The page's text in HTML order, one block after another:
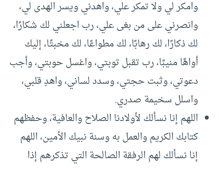
وامكر لي ولا تمكر علي، واهدني ويسر الهدى لي،
وانصرني على من بغى علي، رب اجعلني لك شكارًا،
لك ذكارًا، لك رهابًا، لك مطواعًا، لك مخبتًا، إليك
أواهًا منيبًا، رب تقبل توبتي، واغسل حوبتي، وأجب
دعوتي، وثبت حجتي، وسدد لساني، واهدِ قلبي،
واسلل سخيمة صدري.
اللهم إنا نسألك لأولادنا الصلاح والعافية، وحفظهم
كتابك الكريم والعمل به وسنة نبيك الأمين، اللهم
إنا نسألك لهم الرفقة الصالحة التي تذكرهم إذا